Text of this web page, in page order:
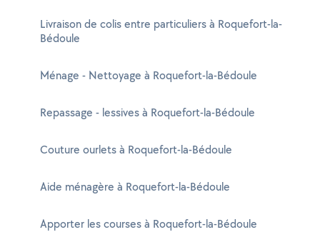
Livraison de colis entre particuliers à Roquefort-la-
Bédoule
Ménage - Nettoyage à Roquefort-la-Bédoule
Repassage - lessives à Roquefort-la-Bédoule
Couture ourlets à Roquefort-la-Bédoule
Aide ménagère à Roquefort-la-Bédoule
Apporter les courses à Roquefort-la-Bédoule